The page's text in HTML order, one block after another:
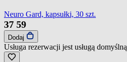
Neuro Gard, kapsułki, 30 szt.
37 59
Dodaj
Usługa rezerwacji jest usługą domyślną